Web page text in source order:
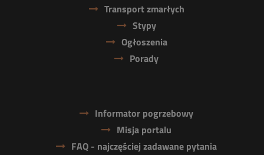
Transport zmarłych
Stypy
Ogłoszenia
Porady
Informator pogrzebowy
Misja portalu
FAQ - najczęściej zadawane pytania